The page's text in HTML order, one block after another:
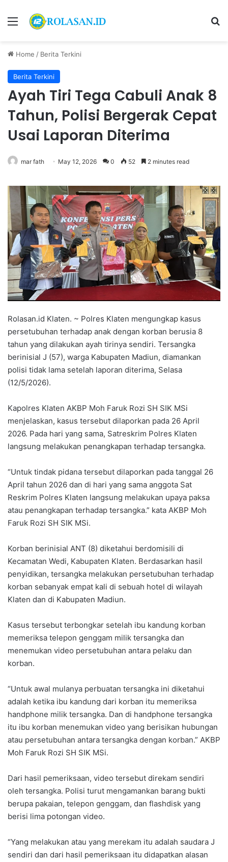
Menu
Home / Berita Terkini
Berita Terkini
Ayah Tiri Tega Cabuli Anak 8
Tahun, Polisi Bergerak Cepat
Usai Laporan Diterima
mar fath May 12, 2026 0 52 2 minutes read
Rolasan.id Klaten. ~ Polres Klaten mengungkap kasus
persetubuhan terhadap anak dengan korban berusia 8
tahun yang dilakukan ayah tirinya sendiri. Tersangka
berinisial J (57), warga Kabupaten Madiun, diamankan
polisi tidak lama setelah laporan diterima, Selasa
(12/5/2026).
Kapolres Klaten AKBP Moh Faruk Rozi SH SIK MSi
menjelaskan, kasus tersebut dilaporkan pada 26 April
2026. Pada hari yang sama, Satreskrim Polres Klaten
langsung melakukan penangkapan terhadap tersangka.
“Untuk tindak pidana tersebut dilaporkan pada tanggal 26
April tahun 2026 dan di hari yang sama anggota Sat
Reskrim Polres Klaten langsung melakukan upaya paksa
atau penangkapan terhadap tersangka.” kata AKBP Moh
Faruk Rozi SH SIK MSi.
Korban berinisial ANT (8) diketahui berdomisili di
Kecamatan Wedi, Kabupaten Klaten. Berdasarkan hasil
penyidikan, tersangka melakukan persetubuhan terhadap
korban sebanyak empat kali di sebuah hotel di wilayah
Klaten dan di Kabupaten Madiun.
Kasus tersebut terbongkar setelah ibu kandung korban
memeriksa telepon genggam milik tersangka dan
menemukan video persetubuhan antara pelaku dan
korban.
“Untuk awal mulanya perbuatan tersangka ini diketahui
adalah ketika ibu kandung dari korban itu memeriksa
handphone milik tersangka. Dan di handphone tersangka
itu ibu korban menemukan video yang berisikan hubungan
atau persetubuhan antara tersangka dengan korban.” AKBP
Moh Faruk Rozi SH SIK MSi.
Dari hasil pemeriksaan, video tersebut direkam sendiri
oleh tersangka. Polisi turut mengamankan barang bukti
berupa pakaian, telepon genggam, dan flashdisk yang
berisi lima potongan video.
“Yang melakukan atau yang merekam itu adalah saudara J
sendiri dan dari hasil pemeriksaan itu didapatkan alasan